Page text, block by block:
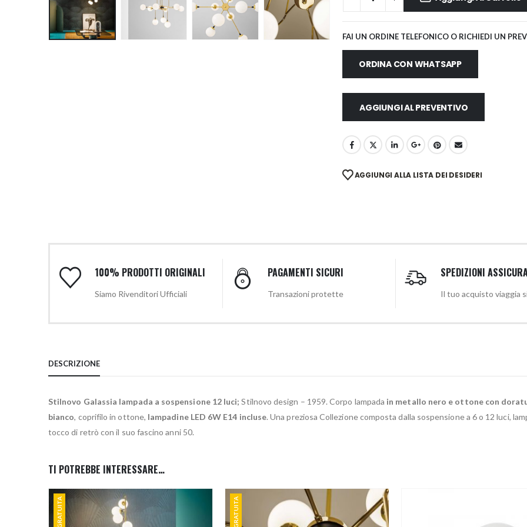
FAI UN ORDINE TELEFONICO O RICHIEDI UN
ORDINA CON WHATSAPP
AGGIUNGI AL PREVENTIVO
AGGIUNGI ALLA LISTA DEI DESIDERI
100% PRODOTTI ORIGINALI
Siamo Rivenditori Ufficiali
PAGAMENTI SICURI
Transazioni protette
SPEDIZIONI
Il tuo acquisto viaggia
DESCRIZIONE
Stilnovo Galassia lampada a sospensione 12 luci; Stilnovo design – 1959. Corpo lampada in metallo nero e ottone con
bianco, coprifilo in ottone, lampadine LED 6W E14 incluse. Una preziosa Collezione composta dalla sospensione a 6 o 12 luci,
tocco di retrò con il suo fascino anni 50.
TI POTREBBE INTERESSARE…